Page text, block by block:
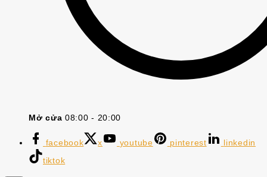
Mở cửa 08:00 - 20:00
facebook x youtube pinterest
linkedin
tiktok